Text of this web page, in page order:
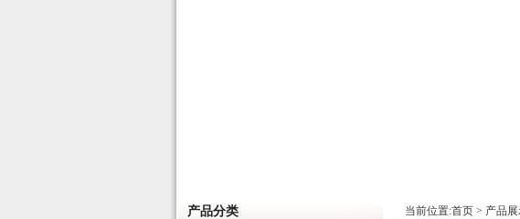
产品分类 当前位置:首页 > 产品